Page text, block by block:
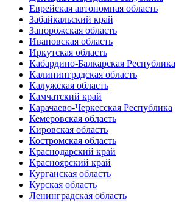
Еврейская автономная область
Забайкальский край
Запорожская область
Ивановская область
Иркутская область
Кабардино-Балкарская Республика
Калининградская область
Калужская область
Камчатский край
Карачаево-Черкесская Республика
Кемеровская область
Кировская область
Костромская область
Краснодарский край
Красноярский край
Курганская область
Курская область
Ленинградская область